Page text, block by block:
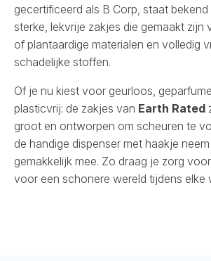
gecertificeerd als B Corp, staat
sterke, lekvrije zakjes die gemaakt zijn
of plantaardige materialen en volledig
schadelijke stoffen.
Of je nu kiest voor geurloos,
plasticvrij: de zakjes van Earth Rated
groot en ontworpen om scheuren te
de handige dispenser met haakje
gemakkelijk mee. Zo draag je zorg
voor een schonere wereld tijdens elke